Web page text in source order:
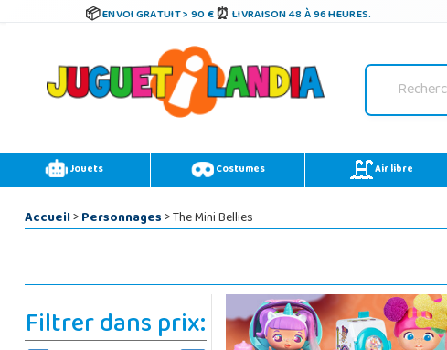
ENVOI GRATUIT > 90 € LIVRAISON 48 À 96 HEURES.
Jouets Costumes Air libre
Accueil>Personnages> The Mini Bellies
Filtrer dans prix: